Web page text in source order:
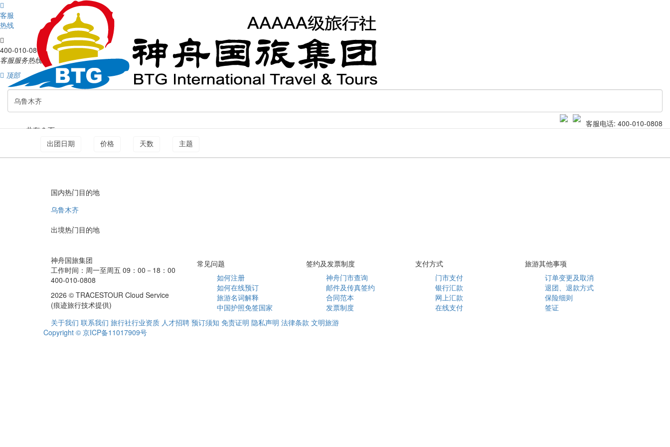

客服
热线

400-010-0808
客服服务热线
 顶部
客服电话: 400-010-0808
出团日期 价格 天数 主题
共有 0 页
国内热门目的地
乌鲁木齐
出境热门目的地
神舟国旅集团
工作时间：周一至周五 09：00－18：00
400-010-0808
2026 © TRACESTOUR Cloud Service
(痕迹旅行技术提供)
常见问题
如何注册
如何在线预订
旅游名词解释
中国护照免签国家
签约及发票制度
神舟门市查询
邮件及传真签约
合同范本
发票制度
支付方式
门市支付
银行汇款
网上汇款
在线支付
旅游其他事项
订单变更及取消
退团、退款方式
保险细则
签证
关于我们 联系我们 旅行社行业资质 人才招聘 预订须知 免责证明 隐私声明 法律条款 文明旅游
Copyright © 京ICP备11017909号